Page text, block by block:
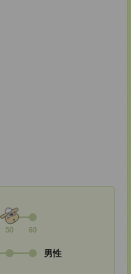
50 60
男性